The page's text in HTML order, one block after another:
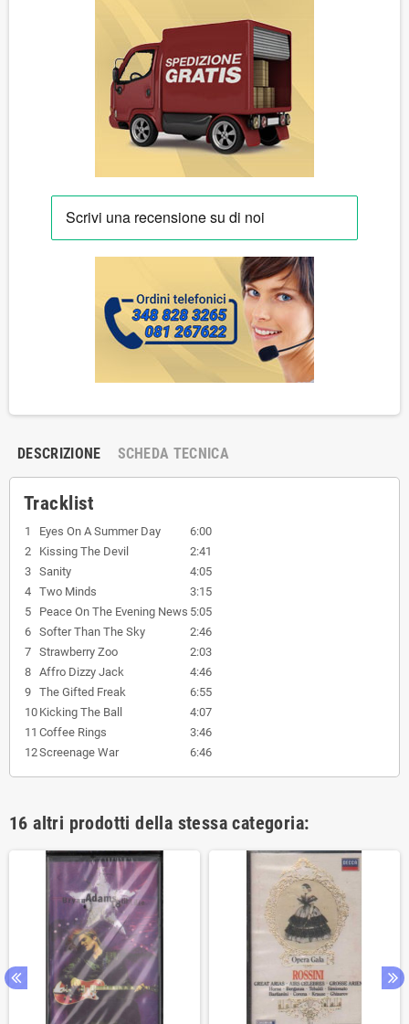
DESCRIZIONE SCHEDA TECNICA
Tracklist
1 Eyes On A Summer Day
6:00
2
Kissing The Devil
2:41
3 Sanity
4:05
4 Two Minds
3:15
5
Peace On The Evening News 5:05
6 Softer Than The Sky
2:46
7 Strawberry Zoo
2:03
8 Affro Dizzy Jack
4:46
9 The Gifted Freak
6:55
10 Kicking The Ball
4:07
11 Coffee Rings
3:46
12Screenage War 6:46
16 altri prodotti della stessa categoria: